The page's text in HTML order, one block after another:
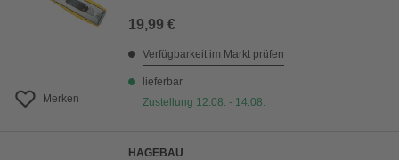
Merken
19,99 €
Verfügbarkeit im Markt prüfen
lieferbar
Zustellung 12.08. - 14.08.
HAGEBAU